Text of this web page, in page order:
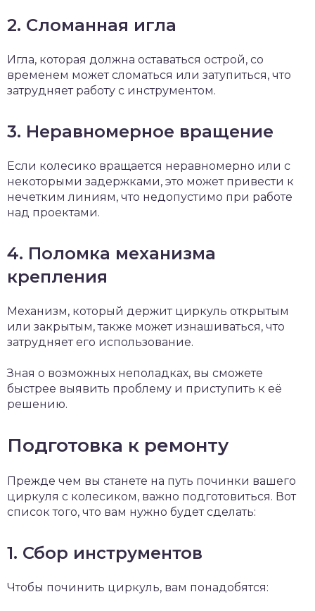
2. Сломанная игла
Игла, которая должна оставаться острой, со
временем может сломаться или затупиться, что
затрудняет работу с инструментом.
3. Неравномерное вращение
Если колесико вращается неравномерно или с
некоторыми задержками, это может привести к
нечетким линиям, что недопустимо при работе
над проектами.
4. Поломка механизма
крепления
Механизм, который держит циркуль открытым
или закрытым, также может изнашиваться, что
затрудняет его использование.
Зная о возможных неполадках, вы сможете
быстрее выявить проблему и приступить к её
решению.
Подготовка к ремонту
Прежде чем вы станете на путь починки вашего
циркуля с колесиком, важно подготовиться. Вот
список того, что вам нужно будет сделать:
1. Сбор инструментов
Чтобы починить циркуль, вам понадобятся: